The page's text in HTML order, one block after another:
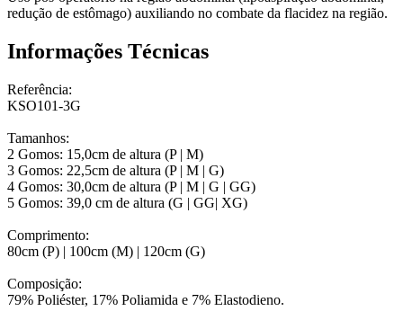
redução de estômago) auxiliando no combate da flacidez na região.
Informações Técnicas
Referência:
KSO101-3G
Tamanhos:
2 Gomos: 15,0cm de altura (P | M)
3 Gomos: 22,5cm de altura (P | M | G)
4 Gomos: 30,0cm de altura (P | M | G | GG)
5 Gomos: 39,0 cm de altura (G | GG| XG)
Comprimento:
80cm (P) | 100cm (M) | 120cm (G)
Composição:
79% Poliéster, 17% Poliamida e 7% Elastodieno.